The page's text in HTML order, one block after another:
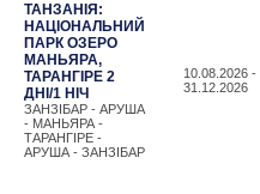
ТАНЗАНІЯ:
НАЦІОНАЛЬНИЙ
ПАРК ОЗЕРО
МАНЬЯРА,
ТАРАНГІРЕ 2
ДНІ/1 НІЧ
ЗАНЗІБАР - АРУША
- МАНЬЯРА -
ТАРАНГІРЕ -
АРУША - ЗАНЗІБАР
10.08.2026 -
31.12.2026